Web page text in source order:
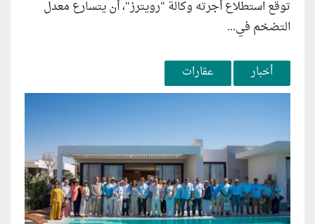
توقع استطلاع أجرته وكالة "رويترز"، أن يتسارع ‌معدل
التضخم في...
أخبار عقارات